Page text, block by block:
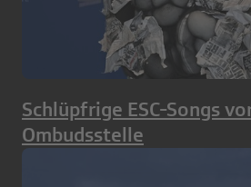
Schlüpfrige ESC-Songs
Ombudsstelle